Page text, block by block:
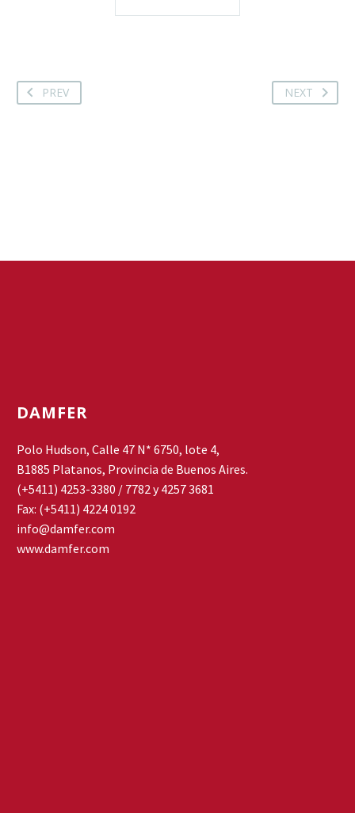
PREV NEXT
DAMFER
Polo Hudson, Calle 47 N* 6750, lote 4,
B1885 Platanos, Provincia de Buenos Aires.
(+5411) 4253-3380 / 7782 y 4257 3681
Fax: (+5411) 4224 0192
info@damfer.com
www.damfer.com